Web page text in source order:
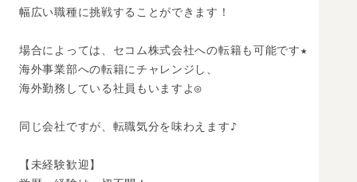
幅広い職種に挑戦することができます！
場合によっては、セコム株式会社への転籍も可能です★
海外事業部への転籍にチャレンジし、
海外勤務している社員もいますよ◎
同じ会社ですが、転職気分を味わえます♪
【未経験歓迎】